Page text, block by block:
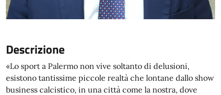
Descrizione
«Lo sport a Palermo non vive soltanto di delusioni,
esistono tantissime piccole realtà che lontane dallo show
business calcistico, in una città come la nostra, dove